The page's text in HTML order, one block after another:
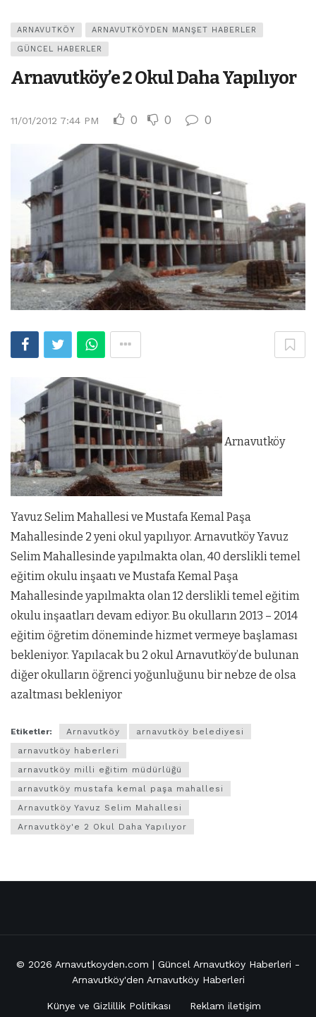
ARNAVUTKÖY ARNAVUTKÖYDEN MANŞET HABERLER
GÜNCEL HABERLER
Arnavutköy’e 2 Okul Daha Yapılıyor
11/01/2012 7:44 PM 0 0 0
Arnavutköy
Yavuz Selim Mahallesi ve Mustafa Kemal Paşa
Mahallesinde 2 yeni okul yapılıyor. Arnavutköy Yavuz
Selim Mahallesinde yapılmakta olan, 40 derslikli temel
eğitim okulu inşaatı ve Mustafa Kemal Paşa
Mahallesinde yapılmakta olan 12 derslikli temel eğitim
okulu inşaatları devam ediyor. Bu okulların 2013 – 2014
eğitim öğretim döneminde hizmet vermeye başlaması
bekleniyor. Yapılacak bu 2 okul Arnavutköy’de bulunan
diğer okulların öğrenci yoğunluğunu bir nebze de olsa
azaltması bekleniyor
Etiketler: Arnavutköy
arnavutköy belediyesi
arnavutköy haberleri
arnavutköy milli eğitim müdürlüğü
arnavutköy mustafa kemal paşa mahallesi
Arnavutköy Yavuz Selim Mahallesi
Arnavutköy'e 2 Okul Daha Yapılıyor
© 2026 Arnavutkoyden.com | Güncel Arnavutköy Haberleri -
Arnavutköy'den Arnavutköy Haberleri
Künye ve Gizlillik Politikası Reklam iletişim